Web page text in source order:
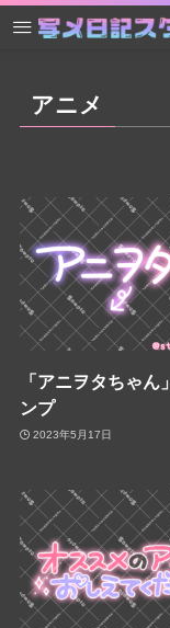
アニメ
「アニヲタちゃん
ンプ
2023年5月17日